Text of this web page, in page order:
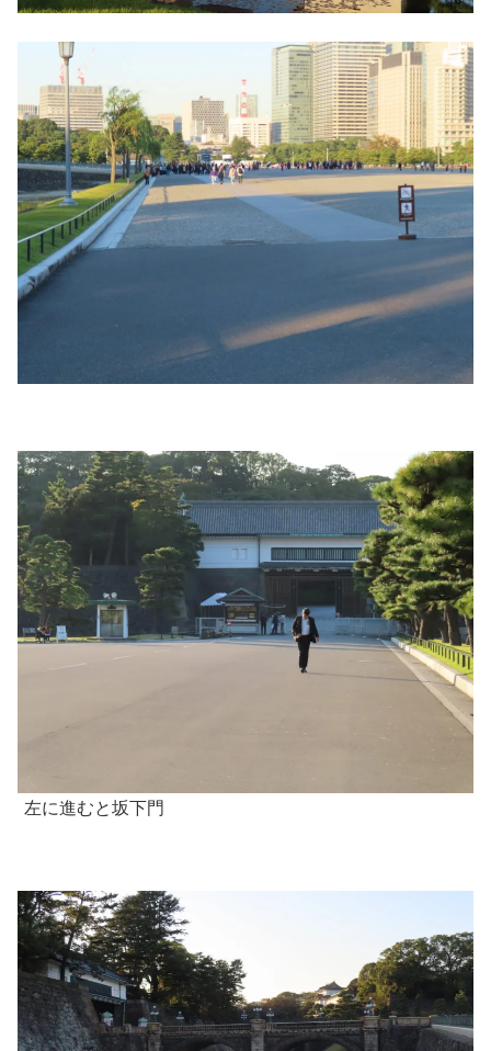
左に進むと坂下門